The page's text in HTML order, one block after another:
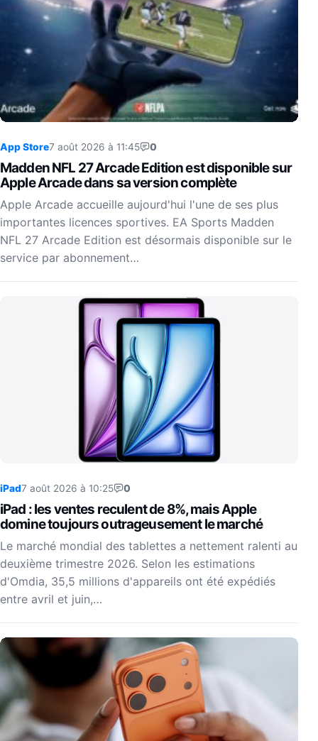
App Store7 août 2026 à 11:45 0
Madden NFL 27 Arcade Edition est disponible sur
Apple Arcade dans sa version complète
Apple Arcade accueille aujourd'hui l'une de ses plus
importantes licences sportives. EA Sports Madden
NFL 27 Arcade Edition est désormais disponible sur le
service par abonnement…
iPad7 août 2026 à 10:25 0
iPad : les ventes reculent de 8%, mais Apple
domine toujours outrageusement le marché
Le marché mondial des tablettes a nettement ralenti au
deuxième trimestre 2026. Selon les estimations
d'Omdia, 35,5 millions d'appareils ont été expédiés
entre avril et juin,…